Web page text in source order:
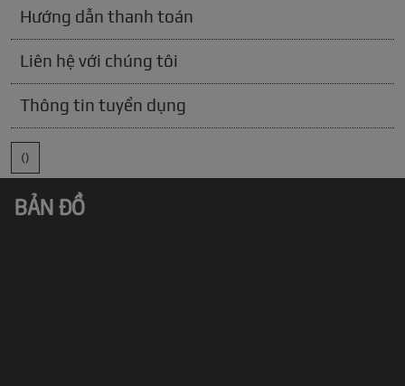
Hướng dẫn thanh toán
Liên hệ với chúng tôi
Thông tin tuyển dụng
()
BẢN ĐỒ